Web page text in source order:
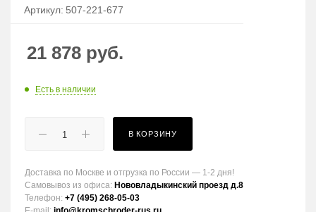
Артикул: 507-221-677
21 878 руб.
Есть в наличии
В КОРЗИНУ
Доставка по Москве и отгрузка по России — 1-2 дня!
Самовывоз из офиса: Нововладыкинский проезд д.8
Телефон: +7 (495) 268-05-03